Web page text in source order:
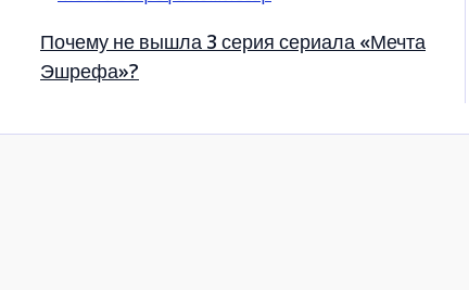
Почему не вышла 3 серия сериала «Мечта
Эшрефа»?